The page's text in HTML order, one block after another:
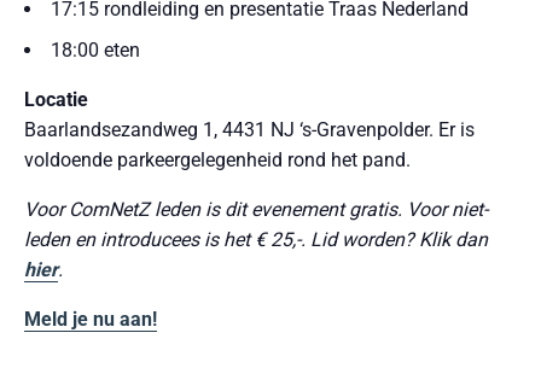
17:15 rondleiding en presentatie Traas Nederland
18:00 eten
Locatie
Baarlandsezandweg 1, 4431 NJ ‘s-Gravenpolder. Er is
voldoende parkeergelegenheid rond het pand.
Voor ComNetZ leden is dit evenement gratis. Voor niet-
leden en introducees is het € 25,-. Lid worden? Klik dan
hier.
Meld je nu aan!